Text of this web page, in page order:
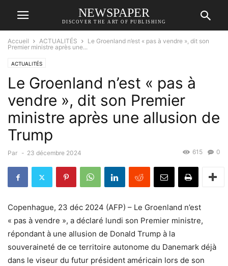
NEWSPAPER
DISCOVER THE ART OF PUBLISHING
Accueil ACTUALITÉS
Le Groenland n’est « pas à vendre », dit son
Premier ministre après une...
ACTUALITÉS
Le Groenland n’est « pas à
vendre », dit son Premier
ministre après une allusion de
Trump
Par - 23 décembre 2024 0
615
Copenhague, 23 déc 2024 (AFP) – Le Groenland n’est
« pas à vendre », a déclaré lundi son Premier ministre,
répondant à une allusion de Donald Trump à la
souveraineté de ce territoire autonome du Danemark déjà
dans le viseur du futur président américain lors de son